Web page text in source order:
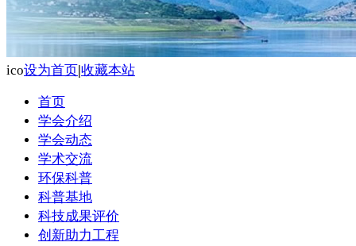
ico设为首页|收藏本站
首页
学会介绍
学会动态
学术交流
环保科普
科普基地
科技成果评价
创新助力工程